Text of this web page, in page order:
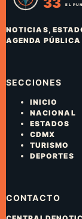
NOTICIAS,
AGENDA
SECCIONES
INICIO
NACIONAL
ESTADOS
CDMX
TURISMO
DEPORTES
CONTACTO